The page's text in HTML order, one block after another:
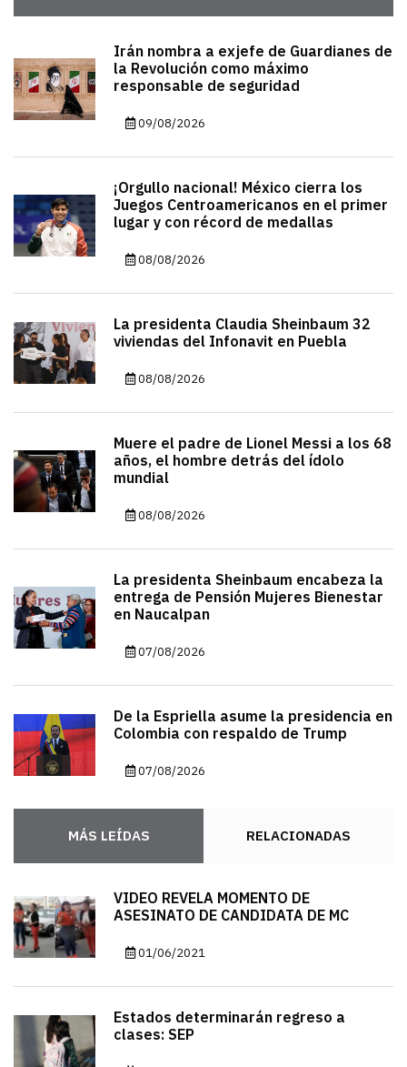
Irán nombra a exjefe de Guardianes de
la Revolución como máximo
responsable de seguridad
09/08/2026
¡Orgullo nacional! México cierra los
Juegos Centroamericanos en el primer
lugar y con récord de medallas
08/08/2026
La presidenta Claudia Sheinbaum 32
viviendas del Infonavit en Puebla
08/08/2026
Muere el padre de Lionel Messi a los 68
años, el hombre detrás del ídolo
mundial
08/08/2026
La presidenta Sheinbaum encabeza la
entrega de Pensión Mujeres Bienestar
en Naucalpan
07/08/2026
De la Espriella asume la presidencia en
Colombia con respaldo de Trump
07/08/2026
MÁS LEÍDAS RELACIONADAS
VIDEO REVELA MOMENTO DE
ASESINATO DE CANDIDATA DE MC
01/06/2021
Estados determinarán regreso a
clases: SEP